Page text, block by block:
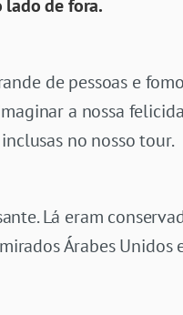
lado de fora.
de pessoas e
a nossa
no nosso tour.
Lá eram
Árabes Unidos